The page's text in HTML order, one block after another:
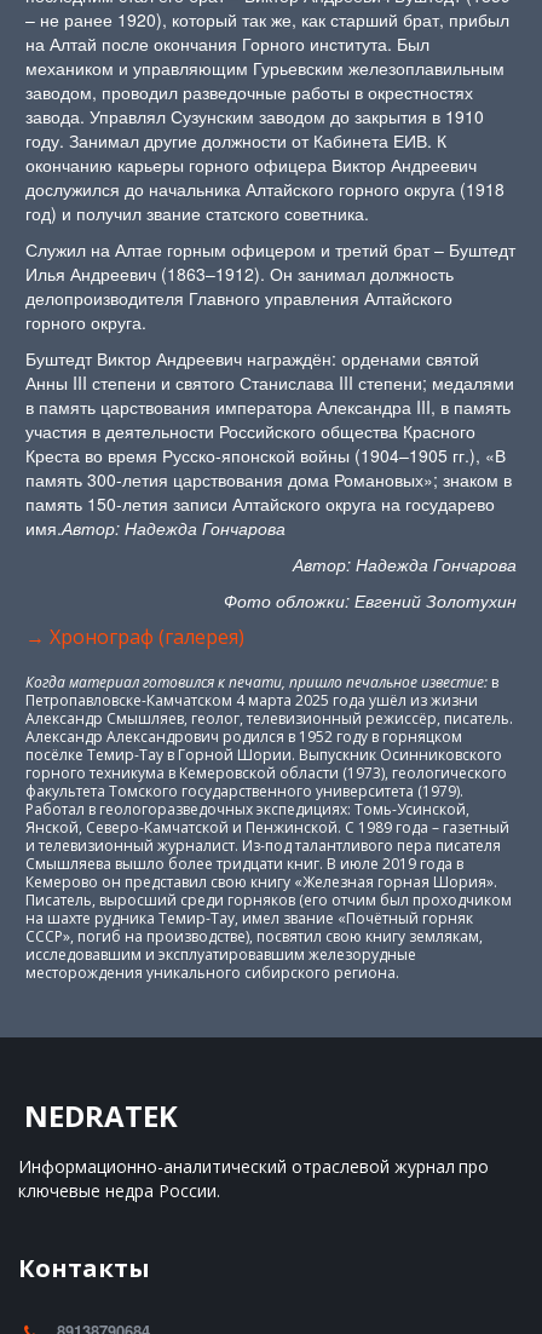
– не ранее 1920), который так же, как старший брат, прибыл
на Алтай после окончания Горного института. Был
механиком и управляющим Гурьевским железоплавильным
заводом, проводил разведочные работы в окрестностях
завода. Управлял Сузунским заводом до закрытия в 1910
году. Занимал другие должности от Кабинета ЕИВ. К
окончанию карьеры горного офицера Виктор Андреевич
дослужился до начальника Алтайского горного округа (1918
год) и получил звание статского советника.
Служил на Алтае горным офицером и третий брат – Буштедт
Илья Андреевич (1863–1912). Он занимал должность
делопроизводителя Главного управления Алтайского
горного округа.
Буштедт Виктор Андреевич награждён: орденами святой
Анны III степени и святого Станислава III степени; медалями
в память царствования императора Александра III, в память
участия в деятельности Российского общества Красного
Креста во время Русско-японской войны (1904–1905 гг.), «В
память 300-летия царствования дома Романовых»; знаком в
память 150-летия записи Алтайского округа на государево
имя.Автор: Надежда Гончарова
Автор: Надежда Гончарова
Фото обложки: Евгений Золотухин
→ Хронограф (галерея)
Когда материал готовился к печати, пришло печальное известие: в
Петропавловске-Камчатском 4 марта 2025 года ушёл из жизни
Александр Смышляев, геолог, телевизионный режиссёр, писатель.
Александр Александрович родился в 1952 году в горняцком
посёлке Темир-Тау в Горной Шории. Выпускник Осинниковского
горного техникума в Кемеровской области (1973), геологического
факультета Томского государственного университета (1979).
Работал в геологоразведочных экспедициях: Томь-Усинской,
Янской, Северо-Камчатской и Пенжинской. С 1989 года – газетный
и телевизионный журналист. Из-под талантливого пера писателя
Смышляева вышло более тридцати книг. В июле 2019 года в
Кемерово он представил свою книгу «Железная горная Шория».
Писатель, выросший среди горняков (его отчим был проходчиком
на шахте рудника Темир-Тау, имел звание «Почётный горняк
СССР», погиб на производстве), посвятил свою книгу землякам,
исследовавшим и эксплуатировавшим железорудные
месторождения уникального сибирского региона.
NEDRATEK
Информационно-аналитический отраслевой журнал про
ключевые недра России.
Контакты